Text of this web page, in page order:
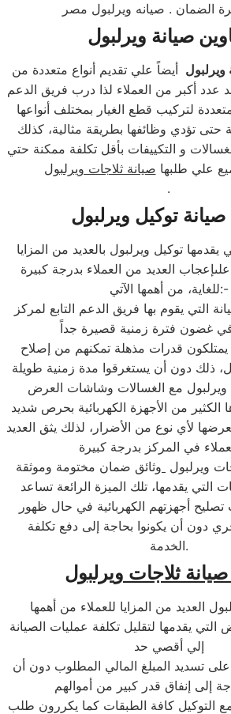
الضمان . صيانه ويرلبول مصر
صيانة ويرلبول
ويرلبول أيضاً علي تقديم أنواع متعددة من
عدد أكبر من العملاء لذا درب فريق الدعم
لتركيب قطع الغيار بمختلف أنواعها
حتى تؤدي وظائفها بطريقة مثالية، كذلك
و التكييفات بأقل تكلفة ممكنة حتي
علي طلبها
.
صيانة توكيل ويرلبول
يقدمها توكيل ويرلبول بالعديد من المزايا
علىإعجاب العديد من العملاء بدرجة كبيرة
للغاية، من أهمها الآتي:-
التي يقوم بها فريق الدعم التابع لمركز
غضون فترة زمنية قصيرة جداً
يمتلكون قدرات مذهلة تمكنهم من إصلاح
ويرلبول مع الغسالات وشاشات العرض
الكثير من الأجهزة الكهربائية بحرص شديد
لأي نوع من الأضرار، لذلك يثق العديد
في المركز بدرجة كبيرة
وثائق ضمان مختومة وموثقة
التي يقدمها، تلك الميزة الرائعة تساعد
أجهزتهم الكهربائية في حال ظهور
دون أن يكونوا بحاجة إلى دفع تكلفة
الخدمة.
صيانة ثلاجات ويرلبول
العديد من المزايا للعملاء من أهمها
يقدمها لتقليل تكلفة عمليات الصيانة
إلي أقصي حد
تسديد المبلغ المالي المطلوب دون أن
التوكيل كافة الطبقات كما يكررون طلب